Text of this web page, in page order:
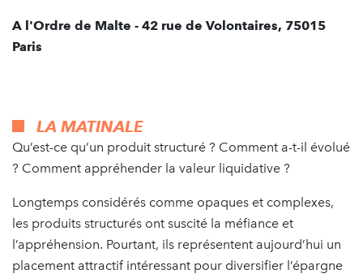
A l'Ordre de Malte - 42 rue de Volontaires, 75015
Paris
LA MATINALE
Qu’est-ce qu’un produit structuré ? Comment a-t-il évolué
? Comment appréhender la valeur liquidative ?
Longtemps considérés comme opaques et complexes,
les produits structurés ont suscité la méfiance et
l’appréhension. Pourtant, ils représentent aujourd’hui un
placement attractif intéressant pour diversifier l’épargne